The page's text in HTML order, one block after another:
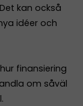
kan också
idéer och
finansiering
om såväl